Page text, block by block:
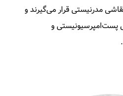
مدرنیستی قرار می‌گیرند و
پست‌امپرسیونیستی و